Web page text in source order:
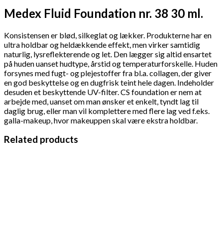
Medex Fluid Foundation nr. 38 30 ml.
Konsistensen er blød, silkeglat og lækker. Produkterne har en
ultra holdbar og heldækkende effekt, men virker samtidig
naturlig, lysreflekterende og let. Den lægger sig altid ensartet
på huden uanset hudtype, årstid og temperaturforskelle. Huden
forsynes med fugt- og plejestoffer fra bl.a. collagen, der giver
en god beskyttelse og en dugfrisk teint hele dagen. Indeholder
desuden et beskyttende UV-filter. CS foundation er nem at
arbejde med, uanset om man ønsker et enkelt, tyndt lag til
daglig brug, eller man vil komplettere med flere lag ved f.eks.
galla-makeup, hvor makeuppen skal være ekstra holdbar.
Related products